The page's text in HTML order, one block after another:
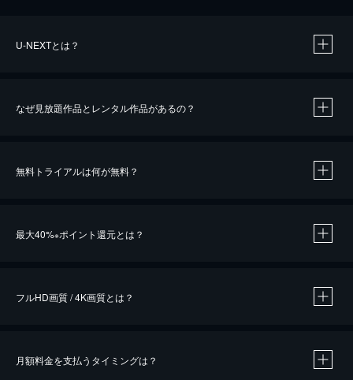
U-NEXTとは？
なぜ見放題作品とレンタル作品があるの？
無料トライアルは何が無料？
最大40%※ポイント還元とは？
※40％ポイント還元の対象は、クレジットカード決済による作品の購入 / レンタルです。
フルHD画質 / 4K画質とは？
月額料金を支払うタイミングは？